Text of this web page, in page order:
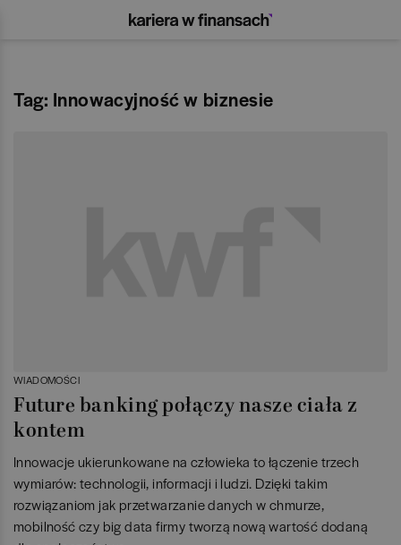
Tag: Innowacyjność w biznesie
WIADOMOŚCI
Future banking połączy nasze ciała z
kontem
Innowacje ukierunkowane na człowieka to łączenie trzech
wymiarów: technologii, informacji i ludzi. Dzięki takim
rozwiązaniom jak przetwarzanie danych w chmurze,
mobilność czy big data firmy tworzą nową wartość dodaną